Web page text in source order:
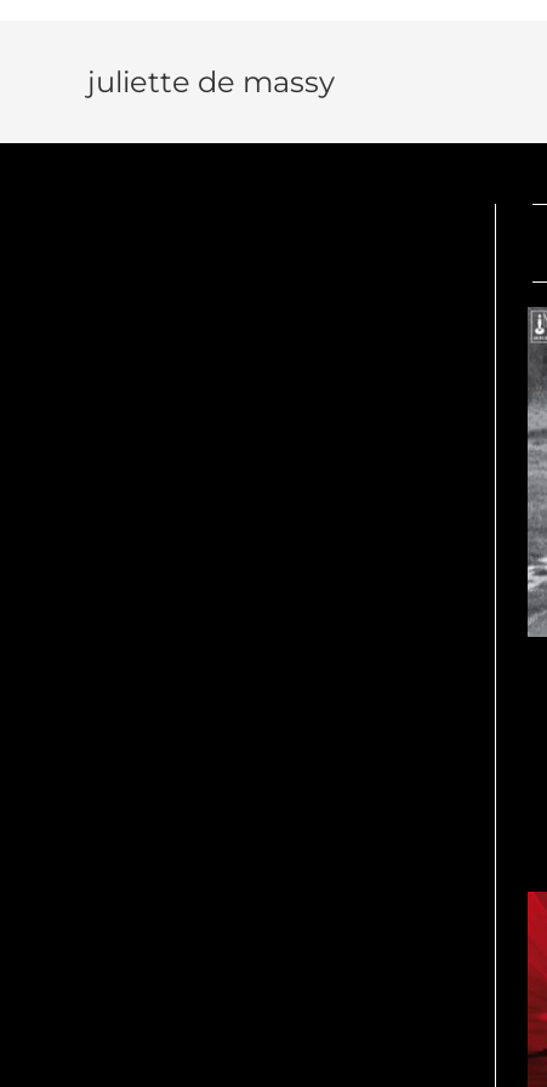
juliette de massy